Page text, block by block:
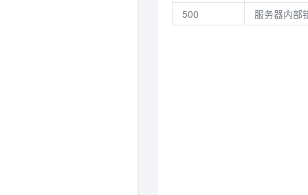
500
服务器内部